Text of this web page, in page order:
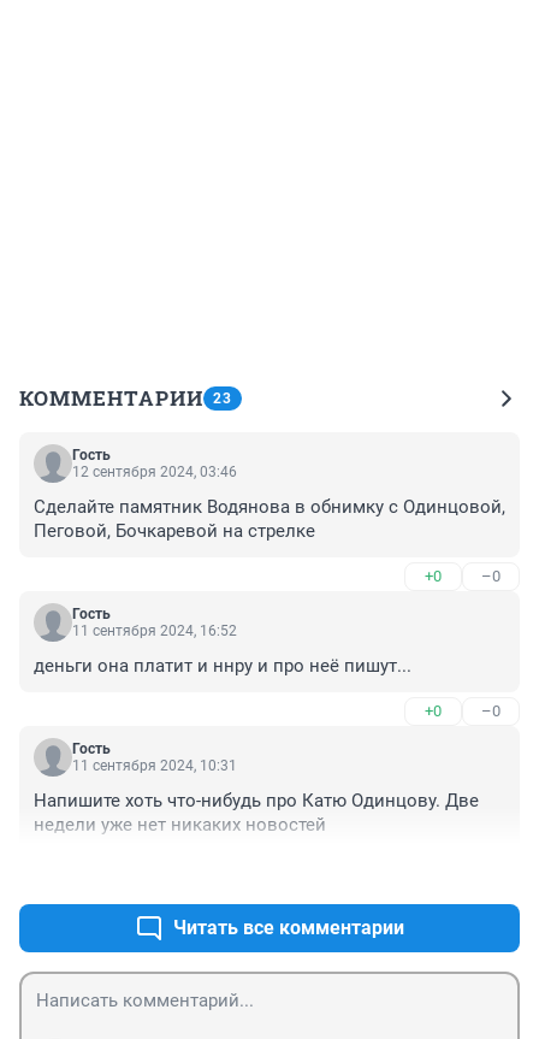
КОММЕНТАРИИ 23
Гость
12 сентября 2024, 03:46
Сделайте памятник Водянова в обнимку с Одинцовой,
Пеговой, Бочкаревой на стрелке
+0 –0
Гость
11 сентября 2024, 16:52
деньги она платит и ннру и про неё пишут...
+0 –0
Гость
11 сентября 2024, 10:31
Напишите хоть что-нибудь про Катю Одинцову. Две
недели уже нет никаких новостей
Читать все комментарии